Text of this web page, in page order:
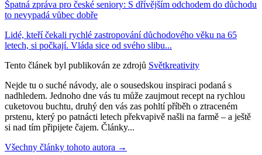
Špatná zpráva pro české seniory: S dřívějším odchodem do důchodu
to nevypadá vůbec dobře
Lidé, kteří čekali rychlé zastropování důchodového věku na 65
letech, si počkají. Vláda sice od svého slibu...
Tento článek byl publikován ze zdrojů Světkreativity
Nejde tu o suché návody, ale o sousedskou inspiraci podaná s
nadhledem. Jednoho dne vás tu může zaujmout recept na rychlou
cuketovou buchtu, druhý den vás zas pohltí příběh o ztraceném
prstenu, který po patnácti letech překvapivě našli na farmě – a ještě
si nad tím připijete čajem. Články...
Všechny články tohoto autora →